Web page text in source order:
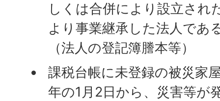
しくは合併により設立され
より事業継承した法人であ
（法人の登記簿謄本等）
課税台帳に未登録の被災家
年の1月2日から、災害等が